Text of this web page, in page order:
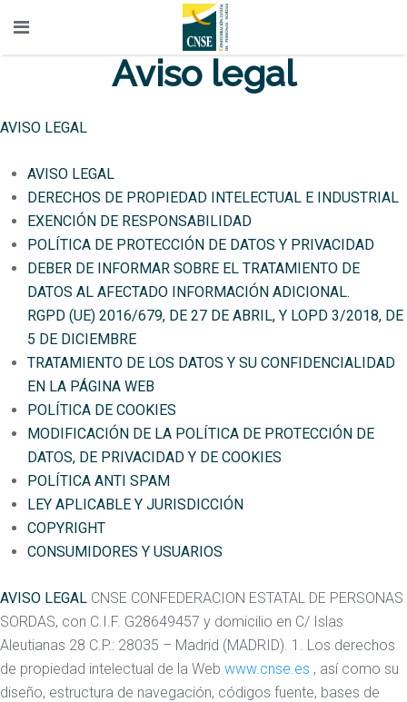
Aviso legal
AVISO LEGAL
AVISO LEGAL
DERECHOS DE PROPIEDAD INTELECTUAL E INDUSTRIAL
EXENCIÓN DE RESPONSABILIDAD
POLÍTICA DE PROTECCIÓN DE DATOS Y PRIVACIDAD
DEBER DE INFORMAR SOBRE EL TRATAMIENTO DE
DATOS AL AFECTADO INFORMACIÓN ADICIONAL.
RGPD (UE) 2016/679, DE 27 DE ABRIL, Y LOPD 3/2018, DE
5 DE DICIEMBRE
TRATAMIENTO DE LOS DATOS Y SU CONFIDENCIALIDAD
EN LA PÁGINA WEB
POLÍTICA DE COOKIES
MODIFICACIÓN DE LA POLÍTICA DE PROTECCIÓN DE
DATOS, DE PRIVACIDAD Y DE COOKIES
POLÍTICA ANTI SPAM
LEY APLICABLE Y JURISDICCIÓN
COPYRIGHT
CONSUMIDORES Y USUARIOS
AVISO LEGAL CNSE CONFEDERACION ESTATAL DE PERSONAS
SORDAS, con C.I.F. G28649457 y domicilio en C/ Islas
Aleutianas 28 C.P.: 28035 – Madrid (MADRID). 1. Los derechos
de propiedad intelectual de la Web www.cnse.es , así como su
diseño, estructura de navegación, códigos fuente, bases de